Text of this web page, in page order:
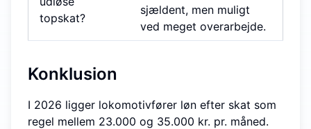
topskat?
sjældent, men muligt
ved meget overarbejde.
Konklusion
I 2026 ligger lokomotivfører løn efter skat som
regel mellem 23.000 og 35.000 kr. pr. måned.